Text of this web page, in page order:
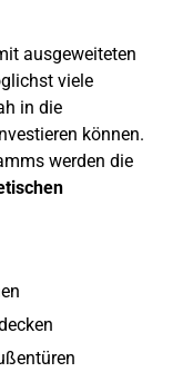
ausgeweiteten
viele
in die
können.
werden die